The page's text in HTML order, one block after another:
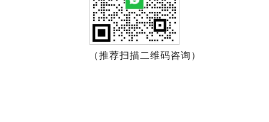
（推荐扫描二维码咨询）